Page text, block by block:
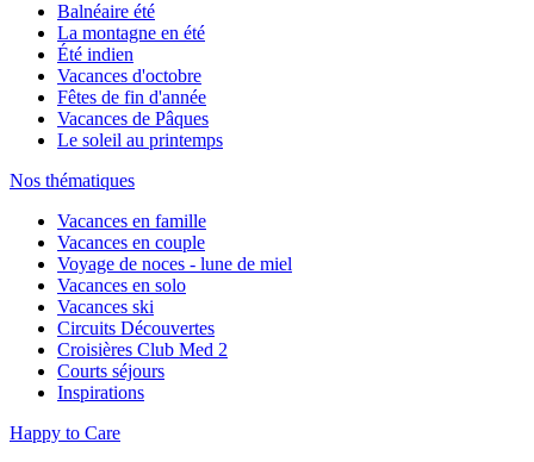
Balnéaire été
La montagne en été
Été indien
Vacances d'octobre
Fêtes de fin d'année
Vacances de Pâques
Le soleil au printemps
Nos thématiques
Vacances en famille
Vacances en couple
Voyage de noces - lune de miel
Vacances en solo
Vacances ski
Circuits Découvertes
Croisières Club Med 2
Courts séjours
Inspirations
Happy to Care